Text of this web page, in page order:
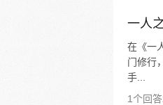
一人
在《一
门修行
手...
1个回答